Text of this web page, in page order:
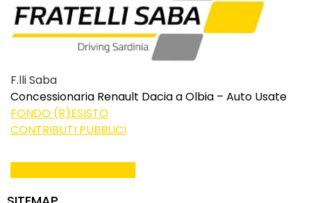
F.lli Saba
Concessionaria Renault Dacia a Olbia – Auto Usate
FONDO (R)ESISTO
CONTRIBUTI PUBBLICI